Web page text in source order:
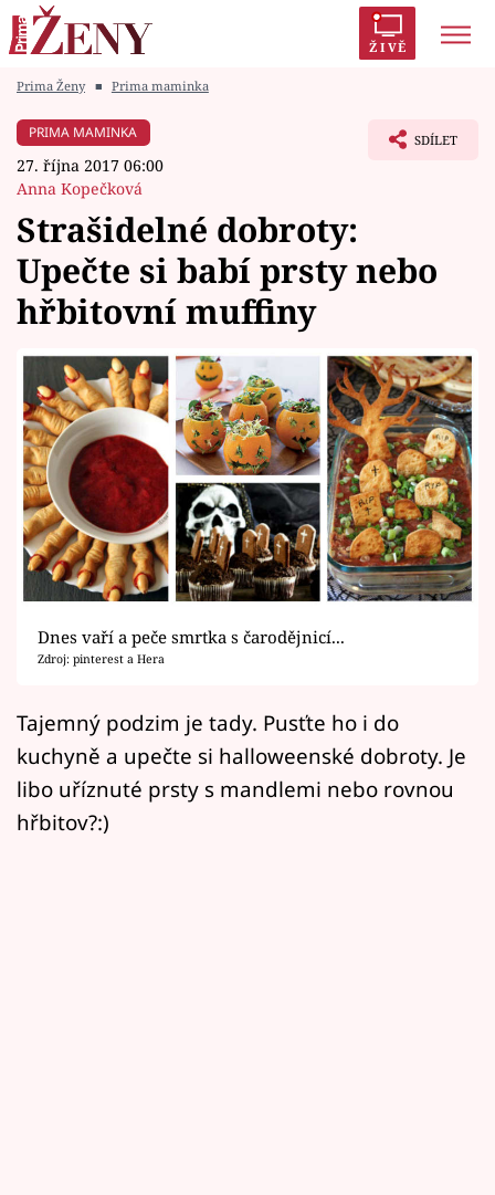
ŽIVĚ
Módní alarm
Zrádci
Témata
Celebrity
Vztahy
Seriály
Horoskopy
Sledujte prima+
Filmový festival Karlovy Vary
Pořady
Mámy sobě
Přihlášení
Prima Ženy ■ Prima maminka
PRIMA MAMINKA
27. října 2017 06:00
Anna Kopečková
SDÍLET
Strašidelné dobroty:
Upečte si babí prsty nebo
hřbitovní muffiny
Dnes vaří a peče smrtka s čarodějnicí...
Zdroj: pinterest a Hera
Tajemný podzim je tady. Pusťte ho i do
kuchyně a upečte si halloweenské dobroty. Je
libo uříznuté prsty s mandlemi nebo rovnou
hřbitov?:)